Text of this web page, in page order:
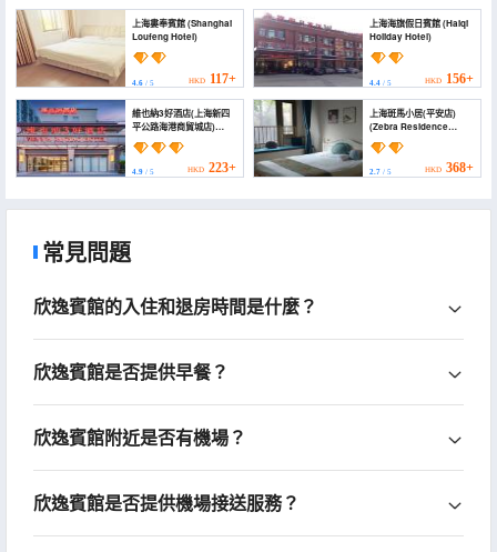
上海婁奉賓館 (Shanghai
Loufeng Hotel)
4.6 / 5 HKD 117+
上海海旗假日賓館 (Haiqi
Holiday Hotel)
4.4/ 5 HKD 156+
維也納3好酒店(上海新四
平公路海港商貿城店)
(Vienna 3 Best Hotel
(Shanghai Xinsiping
Road Port Trade City
Branch))
4.9 / 5 HKD 223+
上海斑馬小居(平安店)
(Zebra Residence
(Ping'an Branch),
Shanghai)
2.7/ 5 HKD 368+
常見問題
欣逸賓館的入住和退房時間是什麼？
欣逸賓館是否提供早餐？
欣逸賓館附近是否有機場？
欣逸賓館是否提供機場接送服務？